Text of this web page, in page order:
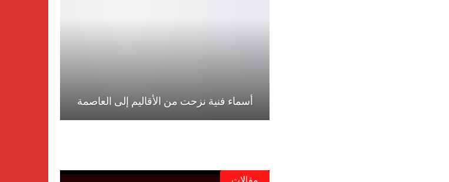
أسماء فنية نزحت من الأقاليم إلى العاصمة
مقالات